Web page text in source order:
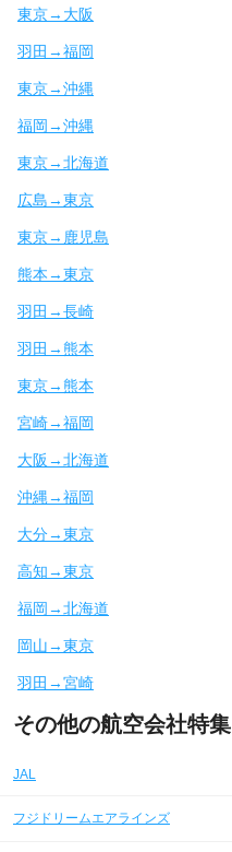
東京→大阪
羽田→福岡
東京→沖縄
福岡→沖縄
東京→北海道
広島→東京
東京→鹿児島
熊本→東京
羽田→長崎
羽田→熊本
東京→熊本
宮崎→福岡
大阪→北海道
沖縄→福岡
大分→東京
高知→東京
福岡→北海道
岡山→東京
羽田→宮崎
その他の航空会社特集
JAL
フジドリームエアラインズ